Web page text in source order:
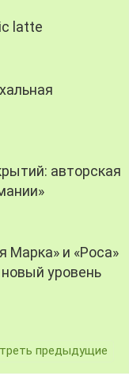
latte
авторская
Марка» и «Роса»
уровень
предыдущие